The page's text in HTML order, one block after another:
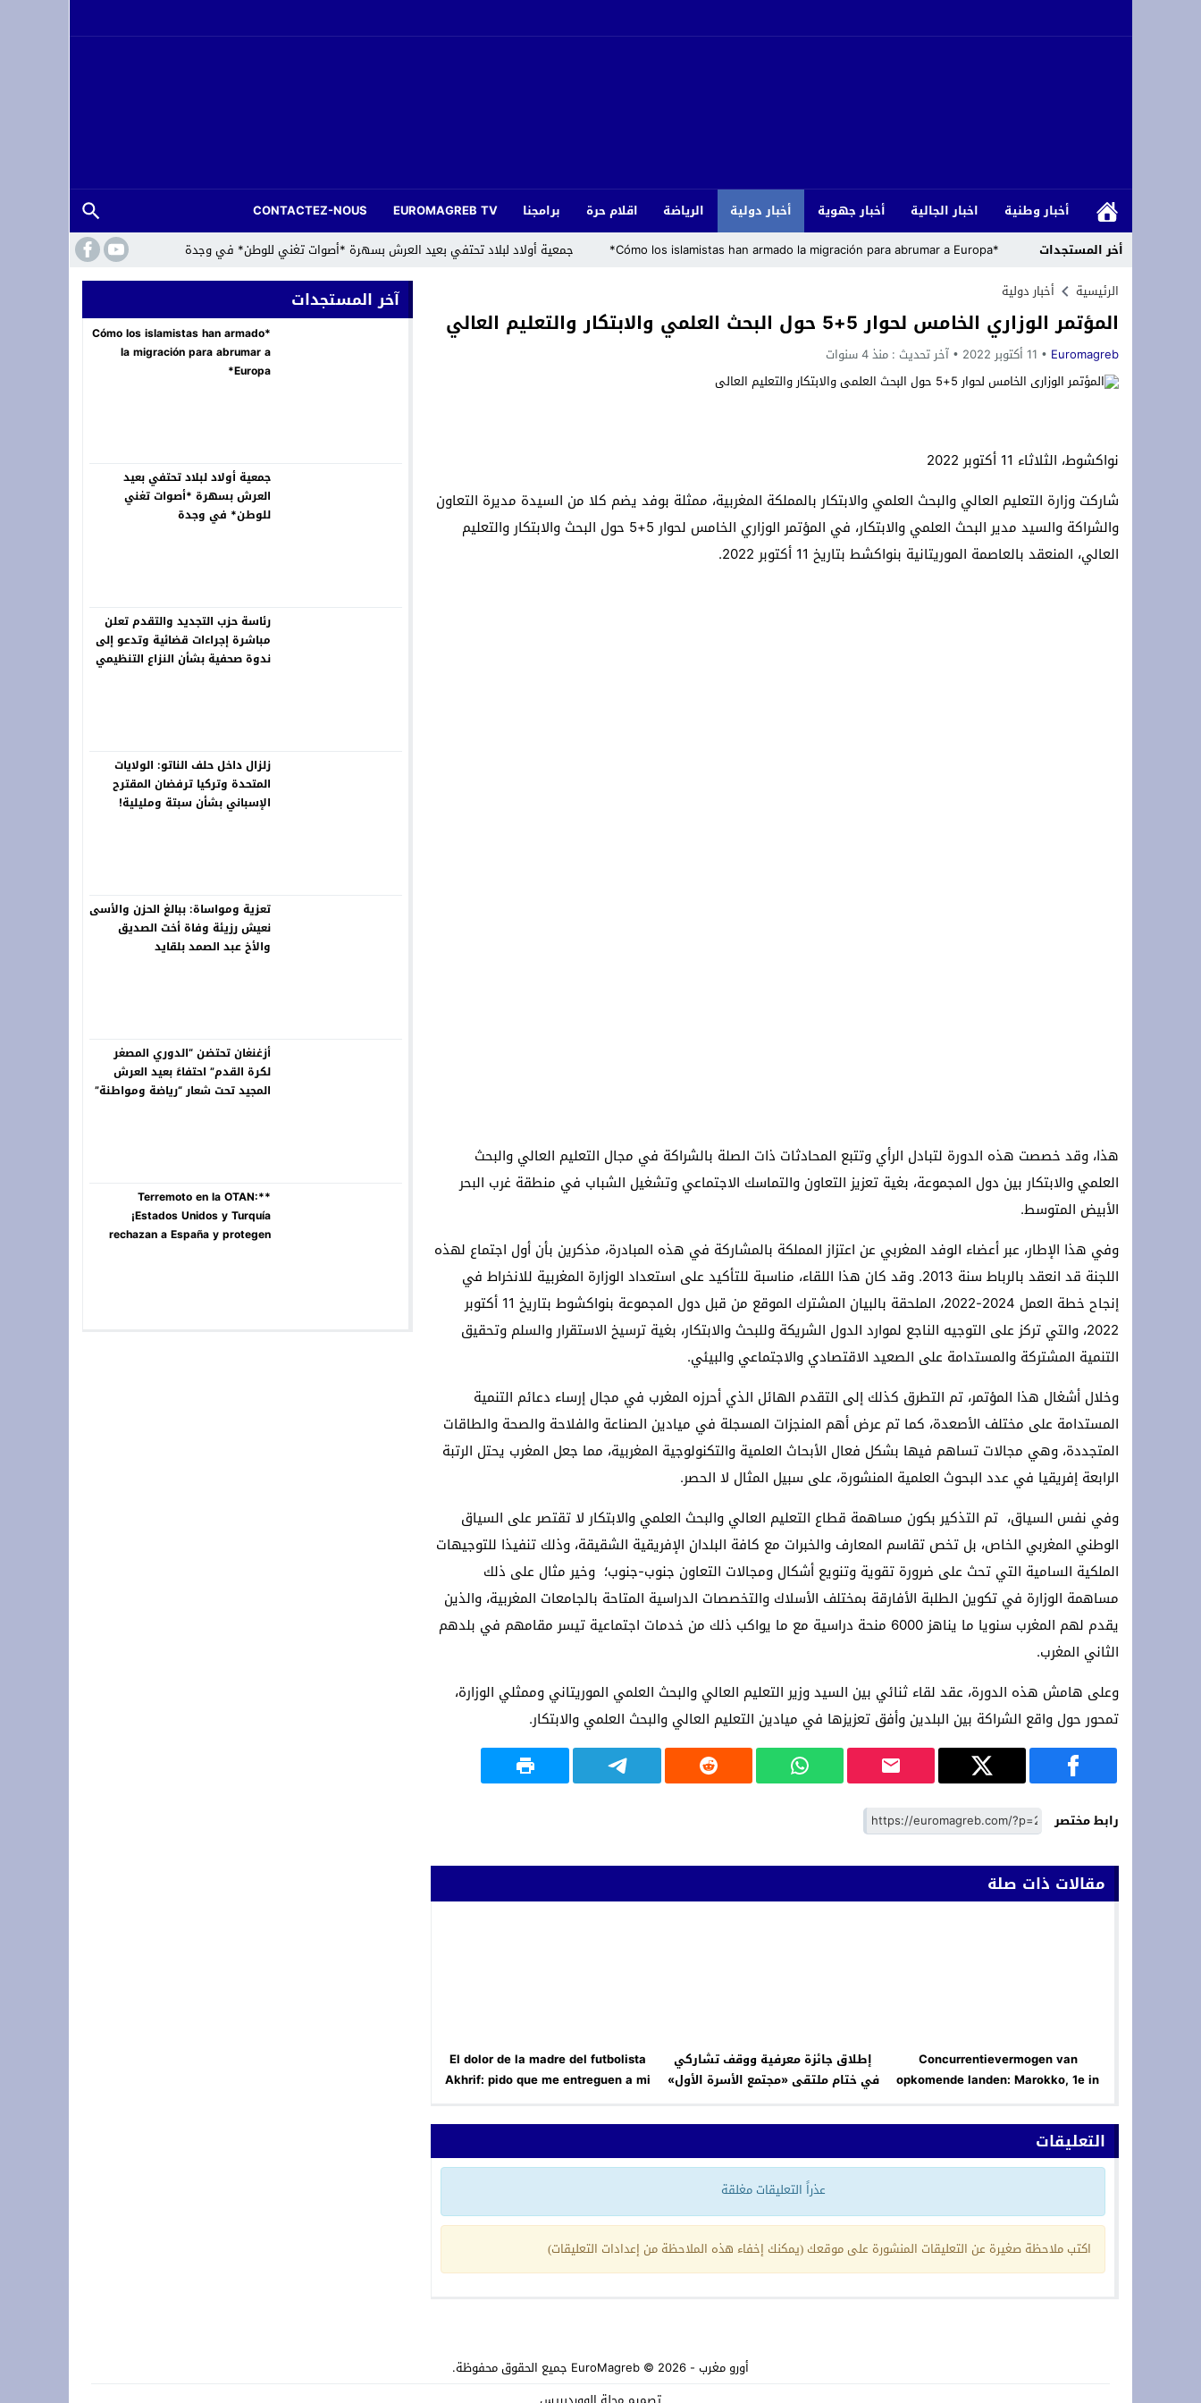
أخبار وطنية اخبار الجالية أخبار جهوية أخبار دولية الرياضة اقلام حرة برامجنا EUROMAGREB TV
CONTACTEZ-NOUS
أخر المستجدات
*Cómo los islamistas han armado la migración para abrumar a Europa*
جمعية أولاد لبلاد تحتفي بعيد العرش بسهرة *أصوات تغني للوطن* في وجدة
زلزال داخل حلف الناتو: الولايات المتحدة وتركيا ترفضان المقترح الإسباني بشأن سبتة ومليلية!
تعزية ومواساة: ببالغ الحزن والأسى نعيش رزيئة وفاة أخت الصديق والأخ عبد الصمد بلقايد
أزغنغان تحتضن “الدوري المصغر لكرة القدم” احتفاءً بعيد العرش المجيد تحت شعار “رياضة ومواطنة”
*Crisis migratoria de Ceuta: Los hechos, las hipótesis y las manipulaciones*
سلطات سلوان تُطلق حملة توعوية للتجار والساكنة لتنظيم جمع النفايات والحفاظ على جمالية المدينة
الرئيسية أخبار دولية
المؤتمر الوزاري الخامس لحوار 5+5 حول البحث العلمي والابتكار والتعليم العالي
Euromagreb 11 أكتوبر 2022 آخر تحديث : منذ 4 سنوات
نواكشوط، الثلاثاء 11 أكتوبر 2022
شاركت وزارة التعليم العالي والبحث العلمي والابتكار بالمملكة المغربية، ممثلة بوفد يضم كلا من السيدة مديرة التعاون
والشراكة والسيد مدير البحث العلمي والابتكار، في المؤتمر الوزاري الخامس لحوار 5+5 حول البحث والابتكار والتعليم
العالي، المنعقد بالعاصمة الموريتانية بنواكشط بتاريخ 11 أكتوبر 2022.
هذا، وقد خصصت هذه الدورة لتبادل الرأي وتتبع المحادثات ذات الصلة بالشراكة في مجال التعليم العالي والبحث
العلمي والابتكار بين دول المجموعة، بغية تعزيز التعاون والتماسك الاجتماعي وتشغيل الشباب في منطقة غرب البحر
الأبيض المتوسط.
وفي هذا الإطار، عبر أعضاء الوفد المغربي عن اعتزاز المملكة بالمشاركة في هذه المبادرة، مذكرين بأن أول اجتماع لهذه
اللجنة قد انعقد بالرباط سنة 2013. وقد كان هذا اللقاء، مناسبة للتأكيد على استعداد الوزارة المغربية للانخراط في
إنجاح خطة العمل 2024-2022، الملحقة بالبيان المشترك الموقع من قبل دول المجموعة بنواكشوط بتاريخ 11 أكتوبر
2022، والتي تركز على التوجيه الناجع لموارد الدول الشريكة وللبحث والابتكار، بغية ترسيخ الاستقرار والسلم وتحقيق
التنمية المشتركة والمستدامة على الصعيد الاقتصادي والاجتماعي والبيئي.
وخلال أشغال هذا المؤتمر، تم التطرق كذلك إلى التقدم الهائل الذي أحرزه المغرب في مجال إرساء دعائم التنمية
المستدامة على مختلف الأصعدة، كما تم عرض أهم المنجزات المسجلة في ميادين الصناعة والفلاحة والصحة والطاقات
المتجددة، وهي مجالات تساهم فيها بشكل فعال الأبحاث العلمية والتكنولوجية المغربية، مما جعل المغرب يحتل الرتبة
الرابعة إفريقيا في عدد البحوث العلمية المنشورة، على سبيل المثال لا الحصر.
وفي نفس السياق، تم التذكير بكون مساهمة قطاع التعليم العالي والبحث العلمي والابتكار لا تقتصر على السياق
الوطني المغربي الخاص، بل تخص تقاسم المعارف والخبرات مع كافة البلدان الإفريقية الشقيقة، وذلك تنفيذا للتوجيهات
الملكية السامية التي تحث على ضرورة تقوية وتنويع أشكال ومجالات التعاون جنوب-جنوب؛ وخير مثال على ذلك
مساهمة الوزارة في تكوين الطلبة الأفارقة بمختلف الأسلاك والتخصصات الدراسية المتاحة بالجامعات المغربية، والذين
يقدم لهم المغرب سنويا ما يناهز 6000 منحة دراسية مع ما يواكب ذلك من خدمات اجتماعية تيسر مقامهم في بلدهم
الثاني المغرب.
وعلى هامش هذه الدورة، عقد لقاء ثنائي بين السيد وزير التعليم العالي والبحث العلمي الموريتاني وممثلي الوزارة،
تمحور حول واقع الشراكة بين البلدين وأفق تعزيزها في ميادين التعليم العالي والبحث العلمي والابتكار.
رابط مختصر
مقالات ذات صلة
Concurrentievermogen van
opkomende landen: Marokko, 1e in
“Agility Index”
إطلاق جائزة معرفية ووقف تشاركي
في ختام ملتقى «مجتمع الأسرة الأول»
El dolor de la madre del futbolista
Akhrif: pido que me entreguen a mi
التعليقات
عذراً التعليقات مغلقة
اكتب ملاحظة صغيرة عن التعليقات المنشورة على موقعك (يمكنك إخفاء هذه الملاحظة من إعدادات التعليقات)
آخر المستجدات
*Cómo los islamistas han armado
la migración para abrumar a
Europa*
جمعية أولاد لبلاد تحتفي بعيد
العرش بسهرة *أصوات تغني
للوطن* في وجدة
رئاسة حزب التجديد والتقدم تعلن
مباشرة إجراءات قضائية وتدعو إلى
ندوة صحفية بشأن النزاع التنظيمي
زلزال داخل حلف الناتو: الولايات
المتحدة وتركيا ترفضان المقترح
الإسباني بشأن سبتة ومليلية!
تعزية ومواساة: ببالغ الحزن والأسى
نعيش رزيئة وفاة أخت الصديق
والأخ عبد الصمد بلقايد
أزغنغان تحتضن “الدوري المصغر
لكرة القدم” احتفاءً بعيد العرش
المجيد تحت شعار “رياضة ومواطنة”
**Terremoto en la OTAN:
¡Estados Unidos y Turquía
rechazan a España y protegen
أورو مغرب - EuroMagreb © 2026 جميع الحقوق محفوظة.